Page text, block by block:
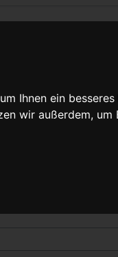
Ihnen ein
wir außerdem,
geführten